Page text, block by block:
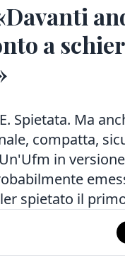
a
Spietata. Ma
compatta,
in
spietato il